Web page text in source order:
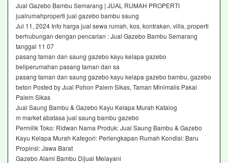
Jual Gazebo Bambu Semarang | JUAL RUMAH PROPERTI
jualrumahproperti jual gazebo bambu saung
Jul 11, 2024 Info harga jual sewa rumah, kos, kontrakan, villa, properti
berhubungan dengan pencarian : Jual Gazebo Bambu Semarang
tanggal 11 07
pasang taman dan saung gazebo kayu kelapa gazebo
beliperumahan pasang taman dan sa
pasang taman dan saung gazebo kayu kelapa gazebo bambu, gazebo
beton Posted by Jual Pohon Palem Sikas, Taman Minimalis Pakai
Palem Sikas
Jual Saung Bambu & Gazebo Kayu Kelapa Murah Katalog
m market abatasa jual saung bambu gazebo
Permilik Toko: Ridwan Nama Produk: Jual Saung Bambu & Gazebo
Kayu Kelapa Murah Kategori: Perlengkapan Rumah Kondisi: Baru
Propinsi: Jawa Barat
Gazebo Alami Bambu Dijual Melayani